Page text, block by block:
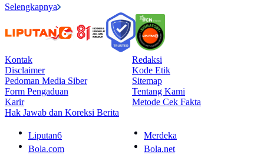
Selengkapnya
Kontak
Redaksi
Disclaimer
Kode Etik
Pedoman Media Siber
Sitemap
Form Pengaduan
Tentang Kami
Karir
Metode Cek Fakta
Hak Jawab dan Koreksi Berita
Liputan6
Merdeka
Bola.com
Bola.net